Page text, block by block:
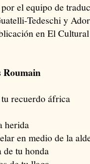
el equipo de
Tedeschi y
en El
Roumain
recuerdo áfrica
herida
en medio de la
tu honda